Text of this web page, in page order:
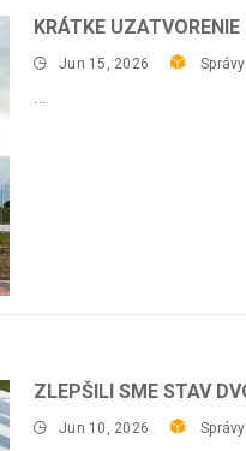
KRÁTKE
Jun 15, 2026 Správy
ZLEPŠILI SME STAV
Jun 10, 2026 Správy